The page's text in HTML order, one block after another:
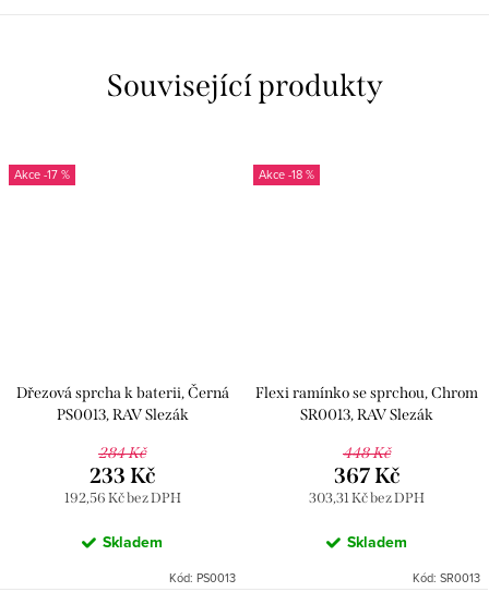
Související produkty
-17 %
Dřezová sprcha k baterii, Černá
PS0013, RAV Slezák
284 Kč
192,56 Kč bez DPH
233 Kč
Skladem
Kód: PS0013
-18 %
Flexi ramínko se sprchou, Chrom
SR0013, RAV Slezák
448 Kč
303,31 Kč bez DPH
367 Kč
Skladem
Kód: SR0013